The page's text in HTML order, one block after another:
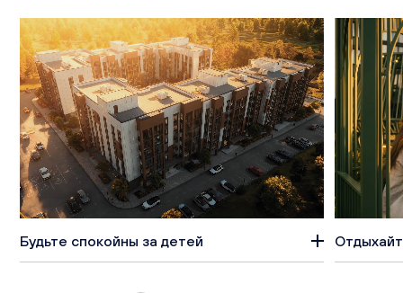
Будьте спокойны за детей